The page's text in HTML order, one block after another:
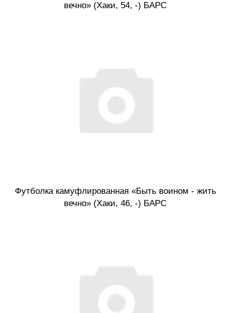
вечно» (Хаки, 54, -) БАРС
Футболка камуфлированная «Быть воином - жить
вечно» (Хаки, 46, -) БАРС